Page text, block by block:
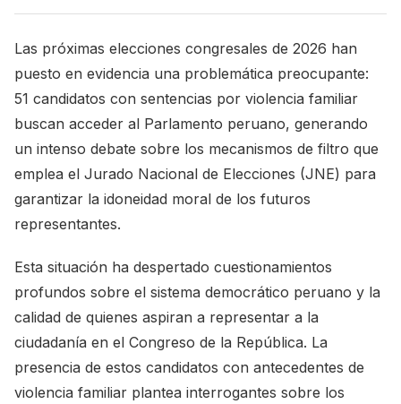
Las próximas elecciones congresales de 2026 han
puesto en evidencia una problemática preocupante:
51 candidatos con sentencias por violencia familiar
buscan acceder al Parlamento peruano, generando
un intenso debate sobre los mecanismos de filtro que
emplea el Jurado Nacional de Elecciones (JNE) para
garantizar la idoneidad moral de los futuros
representantes.
Esta situación ha despertado cuestionamientos
profundos sobre el sistema democrático peruano y la
calidad de quienes aspiran a representar a la
ciudadanía en el Congreso de la República. La
presencia de estos candidatos con antecedentes de
violencia familiar plantea interrogantes sobre los